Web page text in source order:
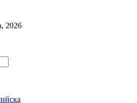
2026
Новороссийска и
региона